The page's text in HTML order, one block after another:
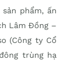
phẩm, ấn
Lâm Đồng –
(Công ty Cổ
trùng hạ